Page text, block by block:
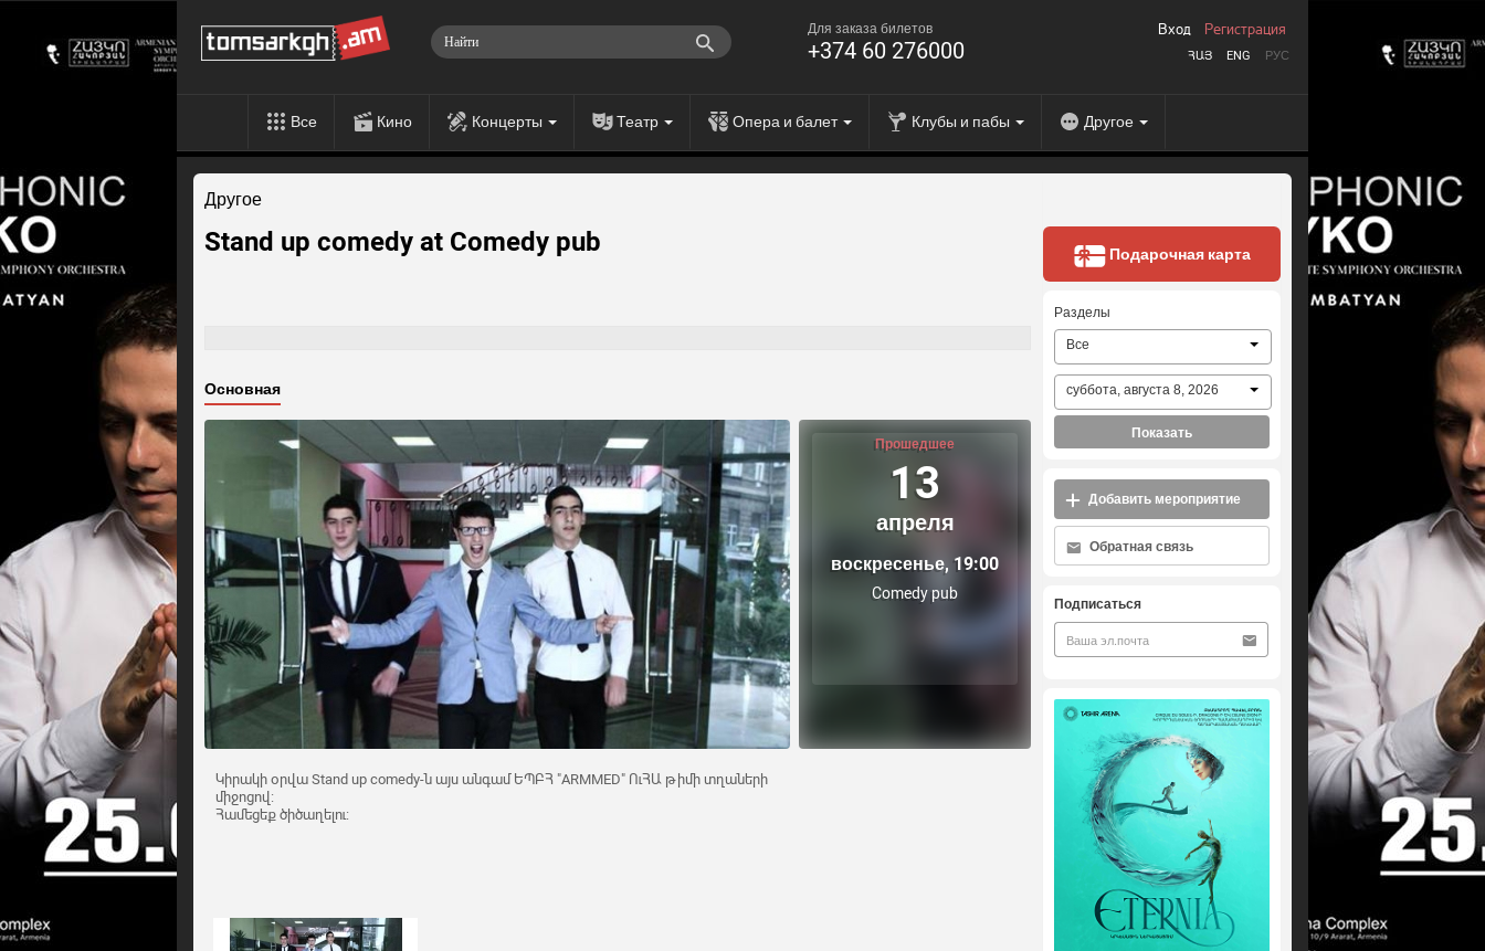
Для заказа билетов
+374 60 276000 ՀԱՅ ENG РУС
Вход Регистрация
Все Кино Концерты Театр Опера и балет Клубы и пабы Другое
Другое
Stand up comedy at Comedy pub
Основная
Прошедшее
13
апреля
воскресенье, 19:00
Comedy pub
Կիրակի օրվա Stand up comedy-ն այս անգամ ԵՊԲՀ "ARMMED" ՈւՀԱ թիմի տղաների
միջոցով:
Համեցեք ծիծաղելու:
Подарочная карта
Разделы
Все
суббота, августа 8, 2026
Показать
Добавить мероприятие
Обратная связь
Подписаться